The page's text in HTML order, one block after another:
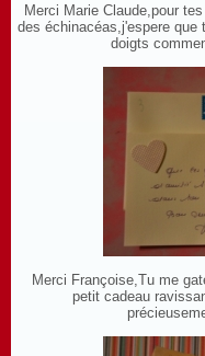
Merci Marie Claude,pour
des échinacéas,j'espere
doigts
Merci Françoise,Tu me
petit cadeau